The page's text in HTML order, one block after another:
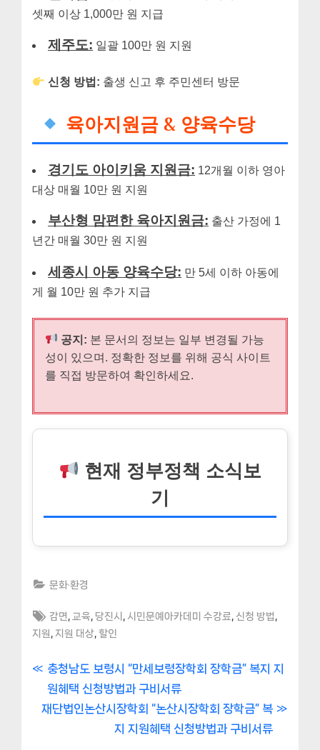
셋째 이상 1,000만 원 지급
제주도: 일괄 100만 원 지원
신청 방법: 출생 신고 후 주민센터 방문
육아지원금 & 양육수당
경기도 아이키움 지원금: 12개월 이하 영아
대상 매월 10만 원 지원
부산형 맘편한 육아지원금: 출산 가정에 1
년간 매월 30만 원 지원
세종시 아동 양육수당: 만 5세 이하 아동에
게 월 10만 원 추가 지급
공지: 본 문서의 정보는 일부 변경될 가능
성이 있으며. 정확한 정보를 위해 공식 사이트
를 직접 방문하여 확인하세요.
현재 정부정책 소식보
기
문화·환경
Tags:
감면 교육 당진시 시민문예아카데미 수강료 신청 방법
지원
지원 대상 할인
글
내
P
r
e
충청남도 보령시 “만세보령장학회 장학금” 복지 지
원혜택 신청방법과 구비서류
N
재단법인논산시장학회 “논산시장학회 장학금” 복
지 지원혜택 신청방법과 구비서류